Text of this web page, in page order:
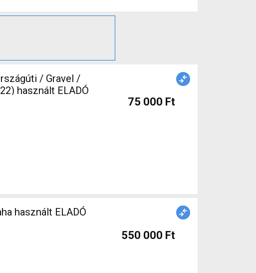
700c (622) használt ELADÓ
75 000 Ft
használt ELADÓ
550 000 Ft